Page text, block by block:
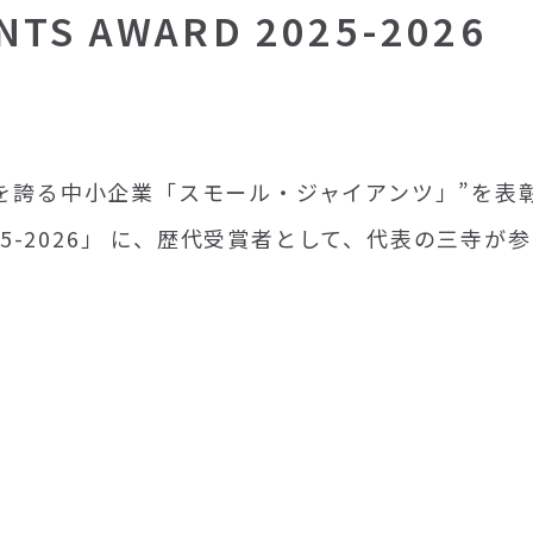
AWARD 2025-2026
る中小企業「スモール・ジャイアンツ」”を表
2026」 に、歴代受賞者として、代表の三寺が